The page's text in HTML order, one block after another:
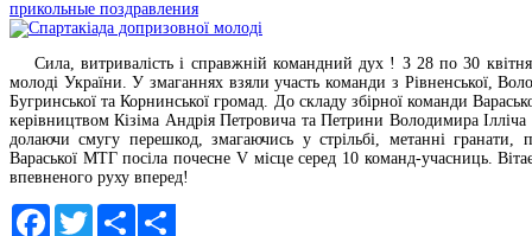
прикольные поздравления
Сила, витривалість і справжній командний дух ! З 28 по 30 квітня
молоді України. У змаганнях взяли участь команди з Рівненської,
Бугринської та Корнинської громад. До складу збірної команди
керівництвом Кізіма Андрія Петровича та Петрини Володимира
долаючи смугу перешкод, змагаючись у стрільбі, метанні гранати,
Вараської МТГ посіла почесне V місце серед 10 команд-учасниць.
впевненого руху вперед!
FacebookTwitter Share